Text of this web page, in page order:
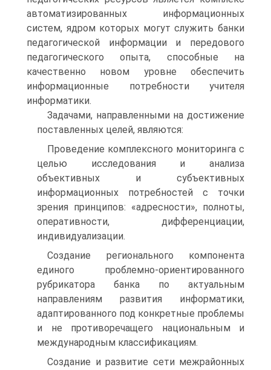
автоматизированных информационных
систем, ядром которых могут служить банки
педагогической информации и передового
педагогического опыта, способные на
качественно новом уровне обеспечить
информационные потребности учителя
информатики.
Задачами, направленными на достижение
поставленных целей, являются:
Проведение комплексного мониторинга с
целью исследования и анализа
объективных и субъективных
информационных потребностей с точки
зрения принципов: «адресности», полноты,
оперативности, дифференциации,
индивидуализации.
Создание регионального компонента
единого проблемно-ориентированного
рубрикатора банка по актуальным
направлениям развития информатики,
адаптированного под конкретные проблемы
и не противоречащего национальным и
международным классификациям.
Создание и развитие сети межрайонных